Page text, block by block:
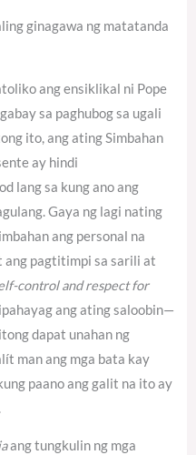
ginagawa ng matatanda
ang ensiklikal ni Pope
sa paghubog sa ugali
ito, ang ating Simbahan
ay hindi
lang sa kung ano ang
Gaya ng lagi nating
ang personal na
ang pagtitimpi sa sarili at
control and respect for
ang ating saloobin—
dapat unahan ng
man ang mga bata kay
paano ang galit na ito ay
ang tungkulin ng mga